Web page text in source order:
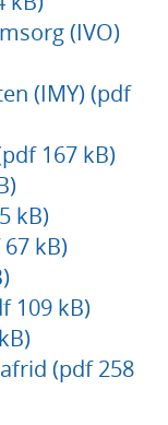
(IVO)
(IMY) (pdf
167 kB)
kB)
kB)
109 kB)
(pdf 258